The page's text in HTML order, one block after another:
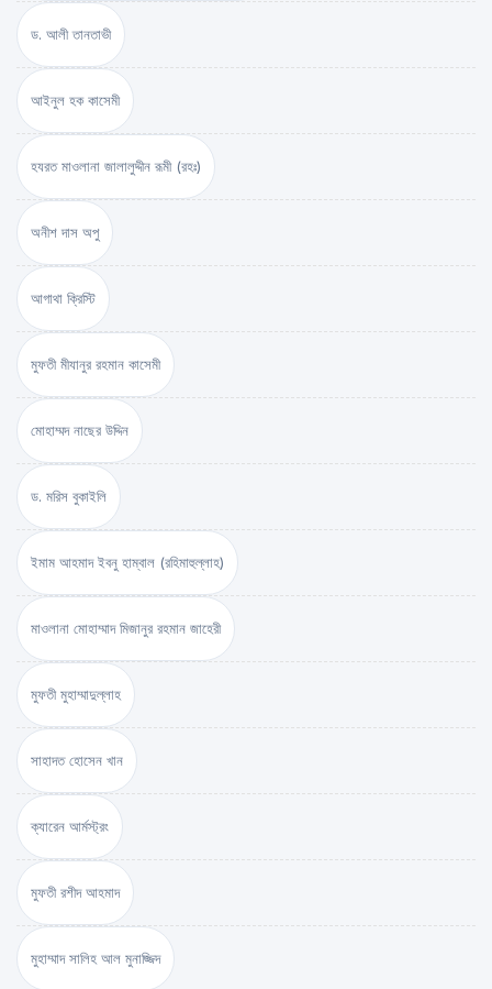
ড. আলী তানতাভী
আইনুল হক কাসেমী
হযরত মাওলানা জালালুদ্দীন রূমী (রহঃ)
অনীশ দাস অপু
আগাথা ক্রিস্টি
মুফতী মীযানুর রহমান কাসেমী
মোহাম্মদ নাছের উদ্দিন
ড. মরিস বুকাইলি
ইমাম আহমাদ ইবনু হাম্বাল (রহিমাহুল্লাহ)
মাওলানা মোহাম্মাদ মিজানুর রহমান জাহেরী
মুফতী মুহাম্মাদুল্লাহ
সাহাদত হোসেন খান
ক্যারেন আর্মস্ট্রং
মুফতী রশীদ আহমাদ
মুহাম্মাদ সালিহ আল মুনাজ্জিদ